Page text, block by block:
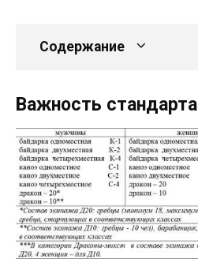
Содержание
Важность стандарта